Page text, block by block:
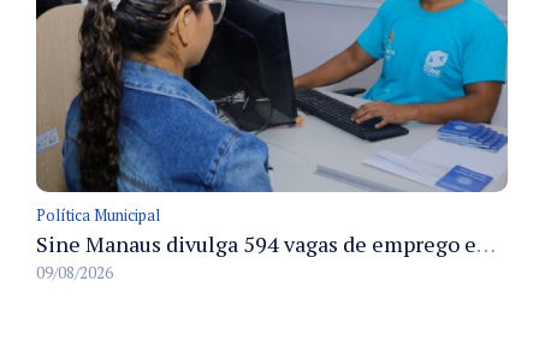
Política Municipal
Sine Manaus divulga 594 vagas de emprego em Manaus com atendimento presencial nesta segunda-feira
09/08/2026